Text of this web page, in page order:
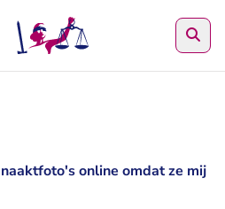
online omdat ze mij